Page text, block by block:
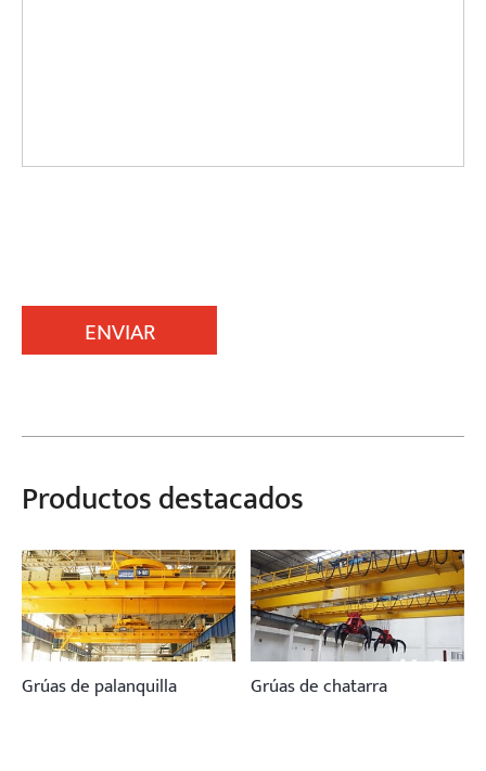
ENVIAR
Productos destacados
Grúas de palanquilla Grúas de chatarra